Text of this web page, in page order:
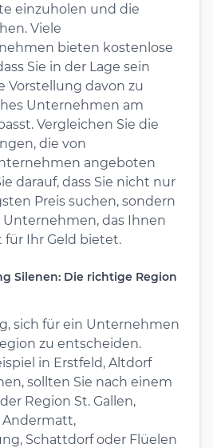
einzuholen und die
Viele
bieten kostenlose
Sie in der Lage sein
Vorstellung davon zu
Unternehmen am
Vergleichen Sie die
die von
angeboten
darauf, dass Sie nicht nur
Preis suchen, sondern
das Ihnen
für Ihr Geld bietet.
Silenen: Die richtige Region
sich für ein Unternehmen
zu entscheiden.
in Erstfeld, Altdorf
sollten Sie nach einem
Region St. Gallen,
Andermatt,
Schattdorf oder Flüelen